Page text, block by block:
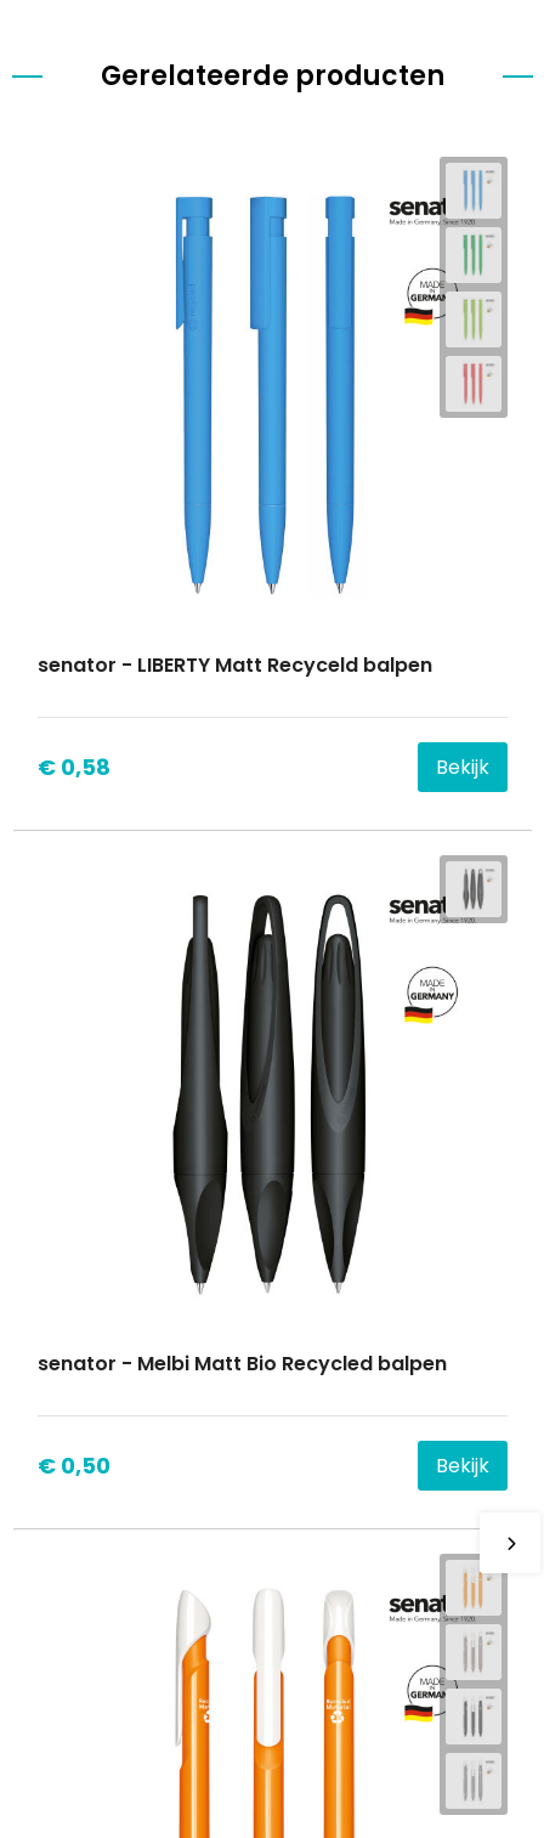
Gerelateerde producten
senator - LIBERTY Matt Recyceld balpen
€ 0,58 Bekijk
senator - Melbi Matt Bio Recycled balpen
€ 0,50 Bekijk